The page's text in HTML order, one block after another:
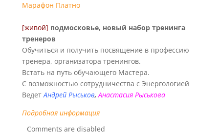
Марафон Платно
[живой] подмосковье, новый набор тренинга
тренеров
Обучиться и получить посвящение в профессию
тренера, организатора тренингов.
Встать на путь обучающего Мастера.
С возможностью сотрудничества с Энергологией
ВедетАндрей Рыськов, Анастасия Рыськова
Подробная информация
Comments are disabled